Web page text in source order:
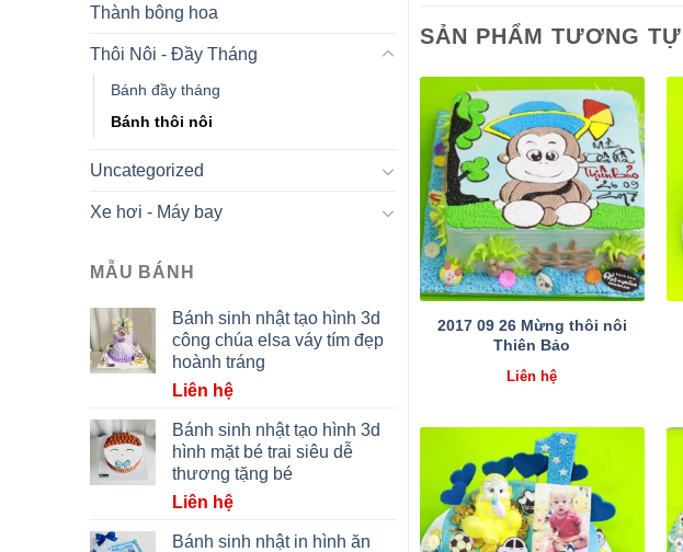
Thành bông hoa
Thôi Nôi - Đầy Tháng
Bánh đầy tháng
Bánh thôi nôi
Uncategorized
Xe hơi - Máy bay
MẪU BÁNH
Bánh sinh nhật tạo hình 3d
công chúa elsa váy tím đẹp
hoành tráng
Liên hệ
Bánh sinh nhật tạo hình 3d
hình mặt bé trai siêu dễ
thương tặng bé
Liên hệ
Bánh sinh nhật in hình ăn
SẢN PHẨM TƯƠNG TỰ
2017 09 26 Mừng thôi nôi
Thiên Bảo
Liên hệ